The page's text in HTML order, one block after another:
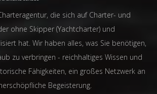
die sich auf Charter- und
ohne Skipper (Yachtcharter) und
hat. Wir haben alles, was Sie benötigen,
zu verbringen - reichhaltiges Wissen und
Fähigkeiten, ein großes Netzwerk an
Begeisterung.